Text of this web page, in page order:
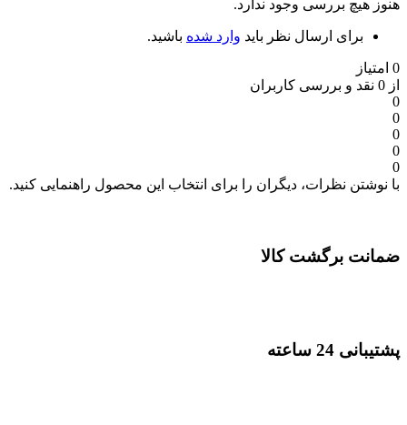
هنوز هیچ بررسی وجود ندارد.
برای ارسال نظر باید وارد شده باشید.
0 امتیاز
از 0 نقد و بررسی کاربران
0
0
0
0
0
با نوشتن نظرات، دیگران را برای انتخاب این محصول راهنمایی کنید.
ضمانت برگشت کالا
پشتیبانی 24 ساعته